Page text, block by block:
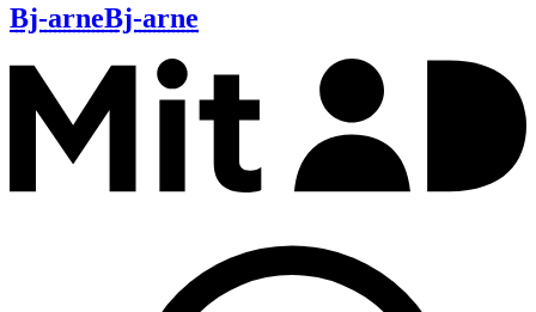
Bj-arneBj-arne